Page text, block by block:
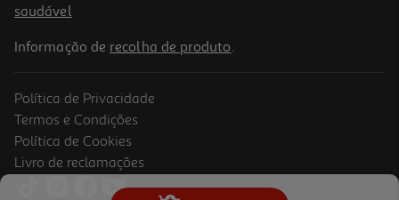
Tinteiro 302/304 Tri-Color Hp B7rt6ae#ls1
saudável
Informação de recolha de produto.
Política de Privacidade
Termos e Condições
Política de Cookies
Livro de reclamações